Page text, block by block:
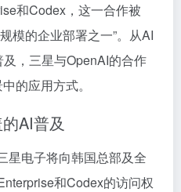
和Codex，这一合作被
模的企业部署之一”。从AI
，三星与OpenAI的合作
的应用方式。
AI普及
星电子将向韩国总部及全
和Codex的访问权